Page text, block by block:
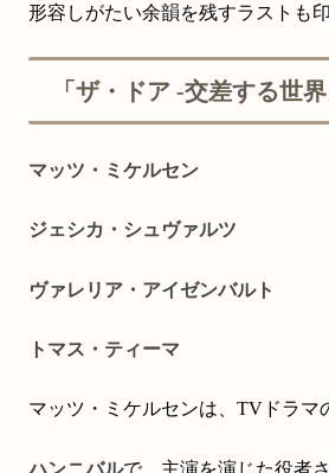
形容しがたい余韻を残すラストも印
「ザ・ドア ‐交差する世
マッツ・ミケルセン
ジェシカ・シュヴァルツ
ヴァレリア・アイゼンバルト
トマス・ティーマ
マッツ・ミケルセンは、TVドラマ
ハンニバルで、主演を演じた役者さ